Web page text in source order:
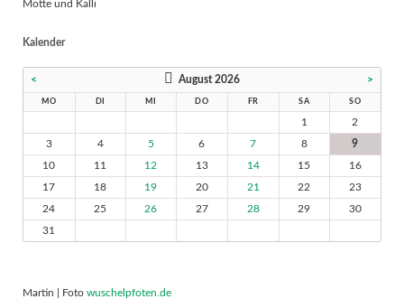
Motte und Kalli
Kalender
< August 2026 >
MO DI MI DO FR SA SO
1
2
3
4 5 6 7 8
9
10
11 12 13 14 15
16
17
18 19 20 21 22
23
24
25 26 27 28 29
30
31
Martin | Foto wuschelpfoten.de